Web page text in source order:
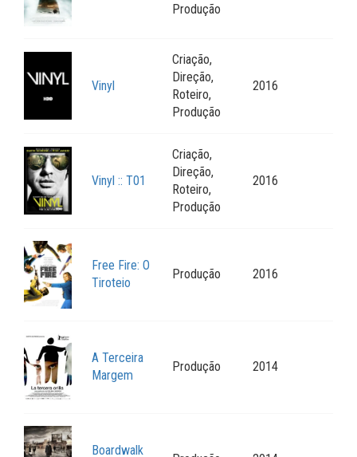
Produção
Vinyl
Criação,
Direção,
Roteiro,
Produção
2016
Vinyl :: T01
Criação,
Direção,
Roteiro,
Produção
2016
Free Fire: O
Tiroteio
Produção 2016
A Terceira
Margem
Produção 2014
Boardwalk